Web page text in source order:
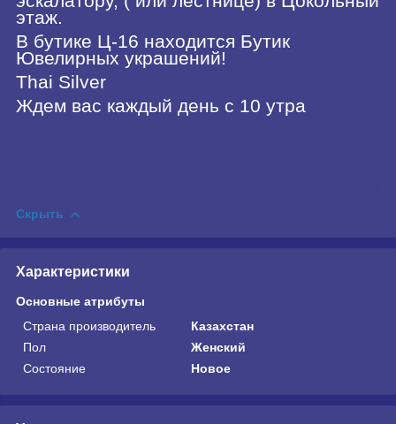
этаж.
В бутике Ц-16 находится Бутик
Ювелирных украшений!
Thai Silver
Ждем вас каждый день с 10 утра
Скрыть
Характеристики
Основные атрибуты
Страна производитель
Казахстан
Пол
Женский
Состояние
Новое